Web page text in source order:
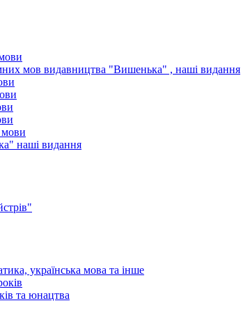
мов видавництва "Вишенька" , наші видання
мови
наші видання
українська мова та інше
та юнацтва